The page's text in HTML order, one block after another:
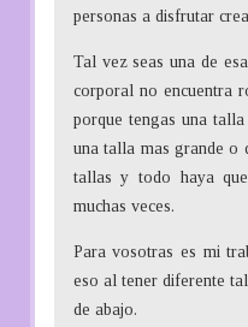
personas a disfrutar
Tal vez seas una de
corporal no encuentra
porque tengas una
una talla mas grande o
tallas y todo haya
muchas veces.
Para vosotras es mi
eso al tener diferente
de abajo.